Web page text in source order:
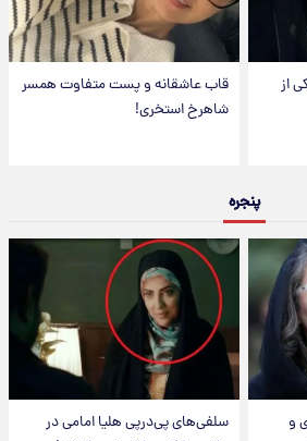
از
قاب عاشقانه و پست متفاوت همسر
شاهرخ استخری!
پنجره
و
سلفی‌های پی‌درپی هلیا امامی در